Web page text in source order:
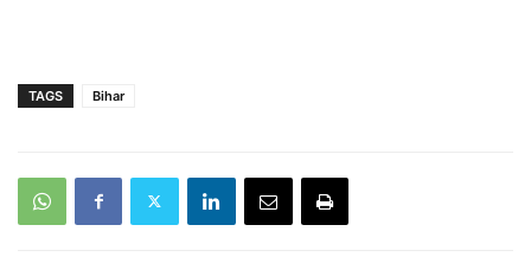
TAGS Bihar